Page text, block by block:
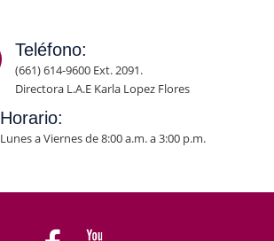
Teléfono:
(661) 614-9600 Ext. 2091.
Directora L.A.E Karla Lopez Flores
Horario:
Lunes a Viernes de 8:00 a.m. a 3:00 p.m.